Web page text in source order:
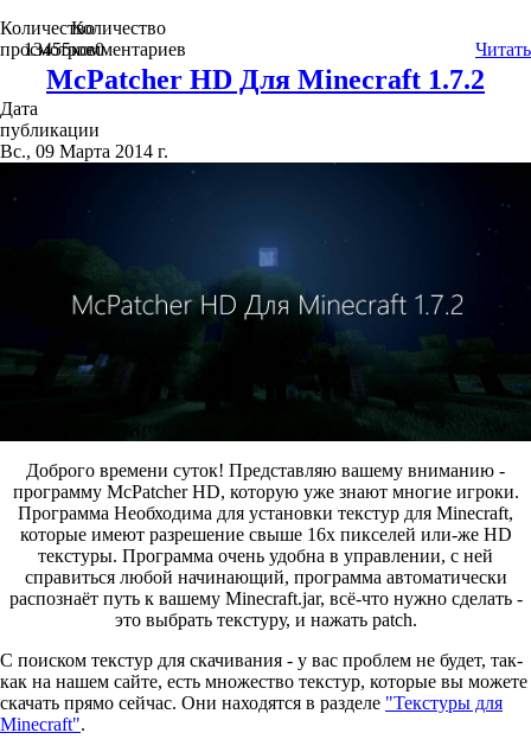
Количество
просмотров
13455
Количество
комментариев
0 Читать
McPatcher HD Для Minecraft 1.7.2
Дата
публикации
Вс., 09 Марта 2014 г.
Доброго времени суток! Представляю вашему вниманию -
программу McPatcher HD, которую уже знают многие игроки.
Программа Необходима для установки текстур для Minecraft,
которые имеют разрешение свыше 16х пикселей или-же HD
текстуры. Программа очень удобна в управлении, с ней
справиться любой начинающий, программа автоматически
распознаёт путь к вашему Minecraft.jar, всё-что нужно сделать -
это выбрать текстуру, и нажать patch.
C поиском текстур для скачивания - у вас проблем не будет, так-
как на нашем сайте, есть множество текстур, которые вы можете
скачать прямо сейчас. Они находятся в разделе "Текстуры для
Minecraft".